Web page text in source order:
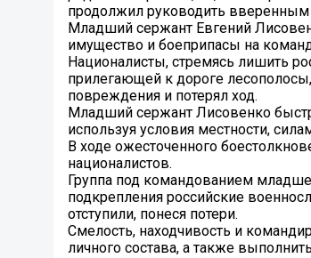
продолжил руководить
Младший сержант Евгений
имущество и боеприпасы на
Националисты, стремясь лишить
прилегающей к дороге
повреждения и потерял ход.
Младший сержант Лисовенко
используя условия местности,
В ходе ожесточенного
националистов.
Группа под командованием
подкрепления российские
отступили, понеся потери.
Смелость, находчивость и
личного состава, а также